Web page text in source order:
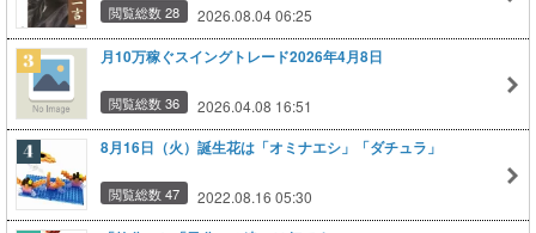
閲覧総数 28 2026.08.04 06:25
月10万稼ぐスイングトレード2026年4月8日
閲覧総数 36 2026.04.08 16:51
8月16日（火）誕生花は「オミナエシ」「ダチュラ」
閲覧総数 47 2022.08.16 05:30